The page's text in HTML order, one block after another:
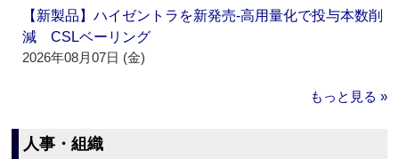
【新製品】ハイゼントラを新発売‐高用量化で投与本数削
減 CSLベーリング
2026年08月07日 (金)
もっと見る »
人事・組織